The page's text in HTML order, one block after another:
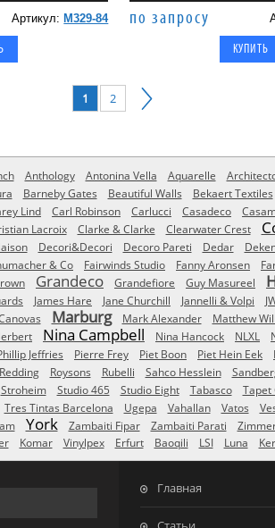
Артикул: M329-84 по запросу
1 2
Anthology Antonina Vella Aquarelle
Barneby Gates Beautiful Walls Bekaert Textiles
Lind Carl Robinson Carlucci Casadeco
Lacroix Clarke & Clarke Clearwater Crest
Decori&Decori Decoro Pareti Dedar
& Co Fairwinds Studio Fanny Aronsen
Grandeco Grandefiore Guy Masureel
James Hare Jane Churchill Jannelli & Volpi
Marburg Mark Alexander Matthew
Nina Campbell Nina Hancock NLXL
Jeffries Pierre Frey Piet Boon Piet Hein Eek
Roysons Rubelli Sahco Hesslein
Stroheim Studio 465 Studio Eight Tabasco Tapet
Tres Tintas Barcelona Ugepa Vahallan Vatos
York Zambaiti Fipar Zambaiti Parati
Komar Vinylpex Erfurt Baoqili LSI Luna
Главная